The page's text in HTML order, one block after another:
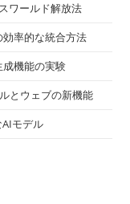
ワールド解放法
率的な統合方法
成機能の実験
とウェブの新機能
モデル